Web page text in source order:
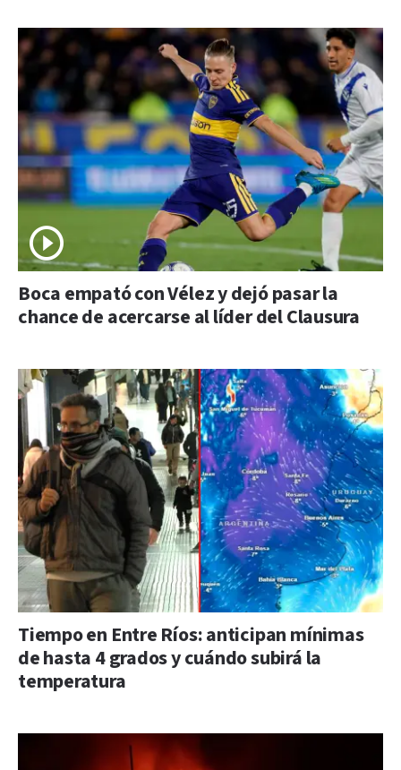
Boca empató con Vélez y dejó pasar la
chance de acercarse al líder del Clausura
Tiempo en Entre Ríos: anticipan mínimas
de hasta 4 grados y cuándo subirá la
temperatura